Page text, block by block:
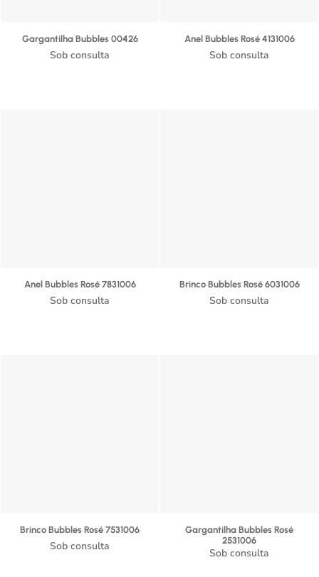
Gargantilha Bubbles 00426
Sob consulta
Anel Bubbles Rosé 4131006
Sob consulta
Anel Bubbles Rosé 7831006
Sob consulta
Brinco Bubbles Rosé 6031006
Sob consulta
Brinco Bubbles Rosé 7531006
Sob consulta
Gargantilha Bubbles Rosé
2531006
Sob consulta